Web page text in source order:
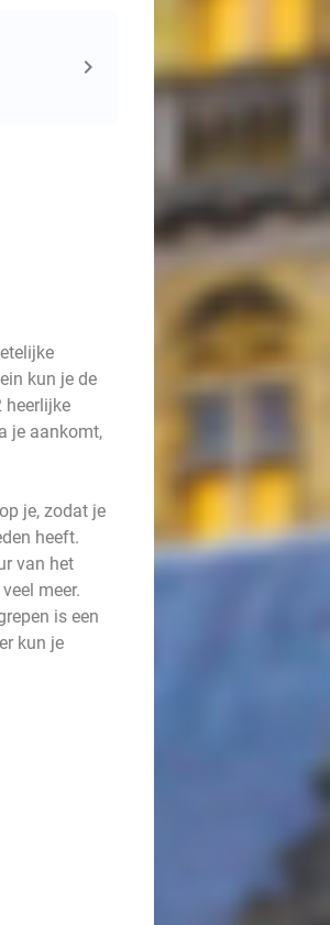
kun je de
heerlijke
je aankomt,
je, zodat je
heeft.
van het
meer.
is een
kun je